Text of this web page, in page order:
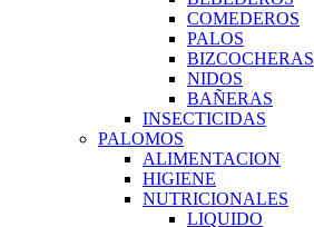
COMEDEROS
PALOS
BIZCOCHERAS
NIDOS
BAÑERAS
INSECTICIDAS
PALOMOS
ALIMENTACION
HIGIENE
NUTRICIONALES
LIQUIDO